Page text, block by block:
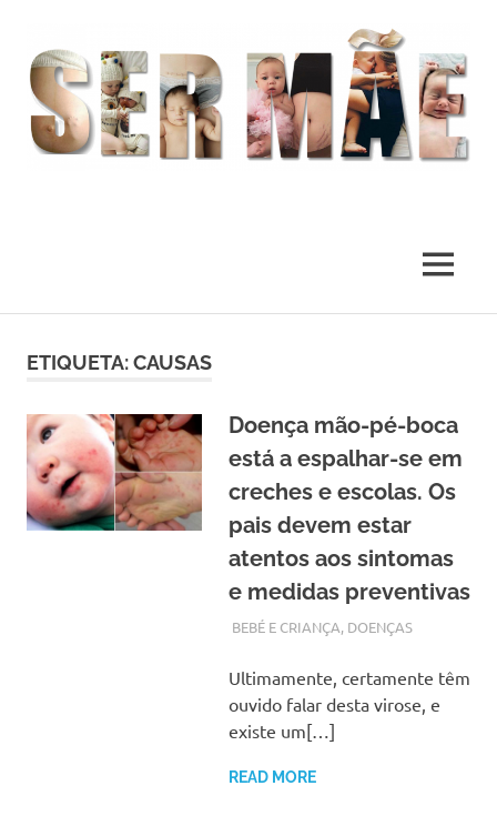
MENU
ETIQUETA:CAUSAS
Doença mão-pé-boca
está a espalhar-se em
creches e escolas. Os
pais devem estar
atentos aos sintomas
e medidas preventivas
MARÇO 12, 2018
ADMIN
BEBÉ E CRIANÇA, DOENÇAS
Ultimamente, certamente têm
ouvido falar desta virose, e
existe um[…]
READ MORE